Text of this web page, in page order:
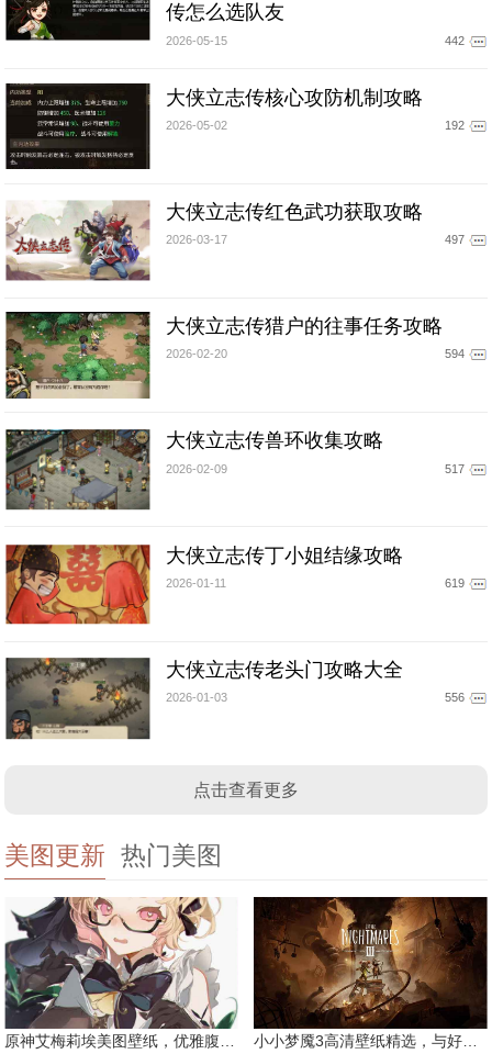
传怎么选队友
2026-05-15 442
大侠立志传核心攻防机制攻略
2026-05-02 192
大侠立志传红色武功获取攻略
2026-03-17 497
大侠立志传猎户的往事任务攻略
2026-02-20 594
大侠立志传兽环收集攻略
2026-02-09 517
大侠立志传丁小姐结缘攻略
2026-01-11 619
大侠立志传老头门攻略大全
2026-01-03 556
点击查看更多
美图更新 热门美图
小小梦魇3高清壁纸精选，与好友一同面对恐惧